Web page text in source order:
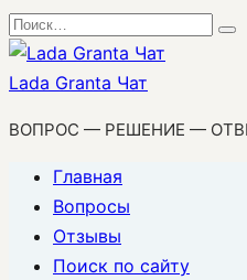
Перейти
к
содержанию
Search
for:
Lada Granta Чат
ВОПРОС — РЕШЕНИЕ —
Главная
Вопросы
Отзывы
Поиск по сайту